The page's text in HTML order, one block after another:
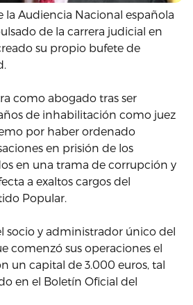
la Audiencia Nacional española
de la carrera judicial en
su propio bufete de
como abogado tras ser
de inhabilitación como juez
por haber ordenado
en prisión de los
en una trama de corrupción y
a exaltos cargos del
Popular.
socio y administrador único del
comenzó sus operaciones el
un capital de 3.000 euros, tal
en el Boletín Oficial del